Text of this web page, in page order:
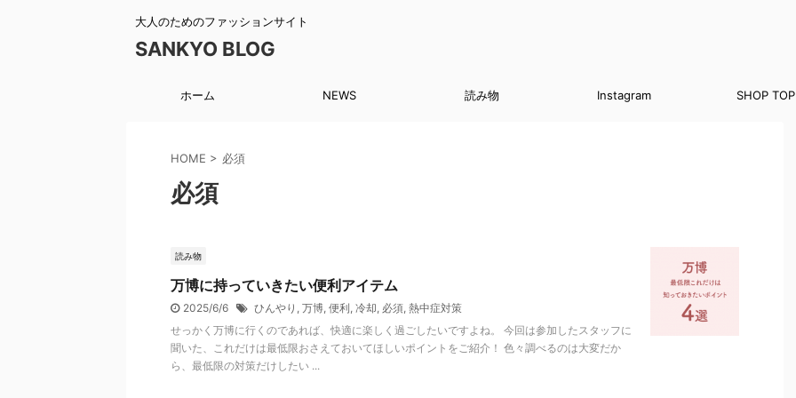
大人のためのファッションサイト
SANKYO BLOG
ホーム NEWS 読み物 Instagram SHOP TOP
HOME > 必須
必須
読み物
万博に持っていきたい便利アイテム
2025/6/6 ひんやり , 万博, 便利, 冷却, 必須, 熱中症対策
せっかく万博に行くのであれば、快適に楽しく過ごしたいですよね。 今回は参加したスタッフに
聞いた、これだけは最低限おさえておいてほしいポイントをご紹介！ 色々調べるのは大変だか
ら、最低限の対策だけしたい ...